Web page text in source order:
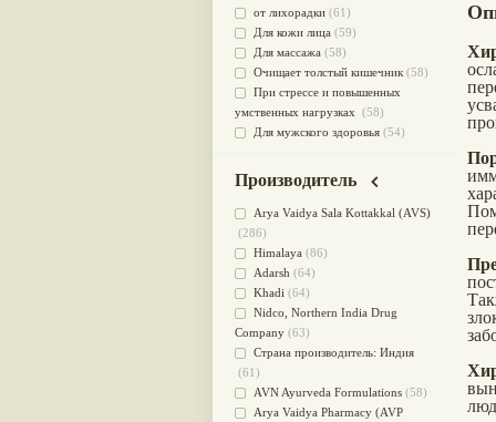
от лихорадки (61)
Для кожи лица (59)
Для массажа (58)
Очищает толстый кишечник (58)
При стрессе и повышенных
умственных нагрузках (58)
Для мужского здоровья (54)
применения
(51)
Для приготовления пищи(49)
от инфекций мочеполовой
системы(49)
Для стабилизации деятельности
ЦНС(47)
для суставов(47)
Лечит опухоли и отеки
Для медитации(44)
выводит токсины
Для здоровья печени(41)
Для тела(39)
Производитель
Arya Vaidya Sala Kottakkal (AVS)
(286)
Himalaya (86)
Adarsh (64)
Khadi (64)
Nidсo, Northern India Drug
Company (63)
Страна производитель: Индия
(61)
AVN Ayurveda Formulations (58)
Arya Vaidya Pharmacy (AVP